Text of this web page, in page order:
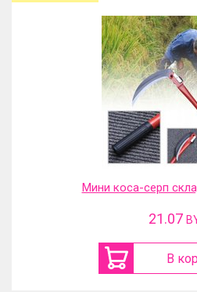
Мини коса-серп
21.07
В